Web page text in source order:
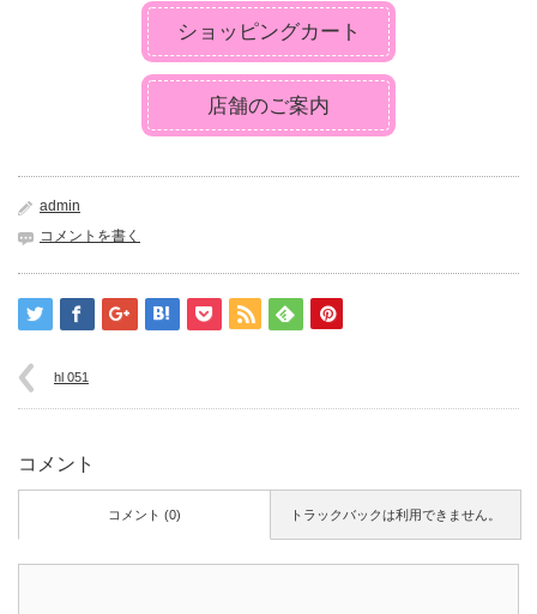
ショッピングカート
店舗のご案内
admin
コメントを書く
hl 051
コメント
トラックバックは利用できません。
コメント (0)